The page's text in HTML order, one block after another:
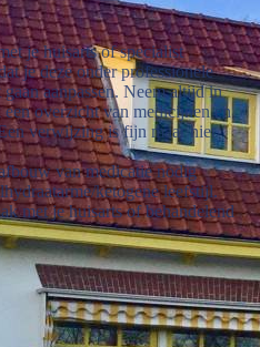
je huisarts of specialist
je deze onder professionele
aanpassen. Neem altijd in
overzicht van medicijnen en
verwijzing is fijn maar niet
van medicatie nodig
ketogene leefstijl.
met je huisarts of behandelend